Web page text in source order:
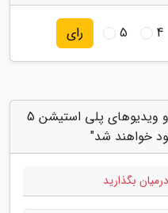
4
5 رای
دیدگاه های مرتبط با "عکس ها و ویدیوهای پلی استیشن 5
خواهند شد"
بگذارید